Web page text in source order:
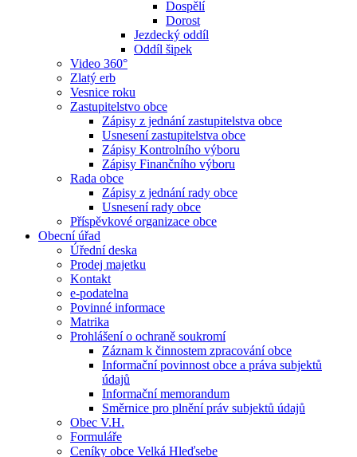
Dospělí
Dorost
Jezdecký oddíl
Oddíl šipek
Video 360°
Zlatý erb
Vesnice roku
Zastupitelstvo obce
Zápisy z jednání zastupitelstva obce
Usnesení zastupitelstva obce
Zápisy Kontrolního výboru
Zápisy Finančního výboru
Rada obce
Zápisy z jednání rady obce
Usnesení rady obce
Příspěvkové organizace obce
Obecní úřad
Úřední deska
Prodej majetku
Kontakt
e-podatelna
Povinné informace
Matrika
Prohlášení o ochraně soukromí
Záznam k činnostem zpracování obce
Informační povinnost obce a práva subjektů
údajů
Informační memorandum
Směrnice pro plnění práv subjektů údajů
Obec V.H.
Formuláře
Ceníky obce Velká Hleďsebe